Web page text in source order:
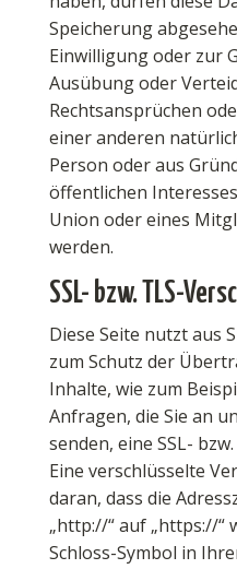
Speicherung
Einwilligung oder zur
Ausübung oder
Rechtsansprüchen
einer anderen
Person oder aus
öffentlichen
Union oder eines
werden.
SSL- bzw. TLS-
Diese Seite nutzt aus
zum Schutz der
Inhalte, wie zum
Anfragen, die Sie an
senden, eine SSL-
Eine verschlüsselte
daran, dass die
„http://“ auf „https://“
Schloss-Symbol in